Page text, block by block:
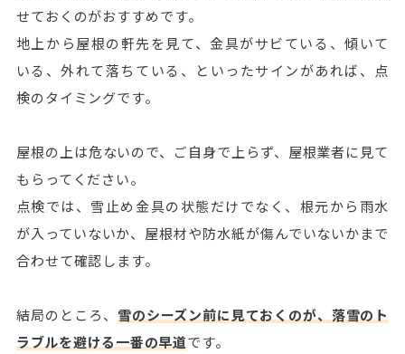
せておくのがおすすめです。
地上から屋根の軒先を見て、金具がサビている、傾いて
いる、外れて落ちている、といったサインがあれば、点
検のタイミングです。
屋根の上は危ないので、ご自身で上らず、屋根業者に見て
もらってください。
点検では、雪止め金具の状態だけでなく、根元から雨水
が入っていないか、屋根材や防水紙が傷んでいないかまで
合わせて確認します。
結局のところ、 雪のシーズン前に見ておくのが、落雪のト
ラブルを避ける一番の早道です。